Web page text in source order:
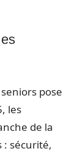
pose
les
de la
: sécurité,